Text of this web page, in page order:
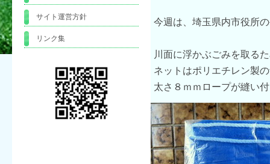
サイト運営方針
リンク集
今週は、埼玉県内市役所
川面に浮かぶごみを取る
ネットはポリエチレン製
太さ８ｍｍロープが縫い